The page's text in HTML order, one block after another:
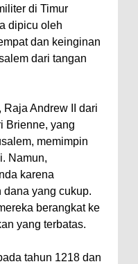
di Timur
dipicu oleh
dan keinginan
dari tangan
Andrew II dari
Brienne, yang
memimpin
Namun,
karena
dana yang cukup.
berangkat ke
yang terbatas.
tahun 1218 dan